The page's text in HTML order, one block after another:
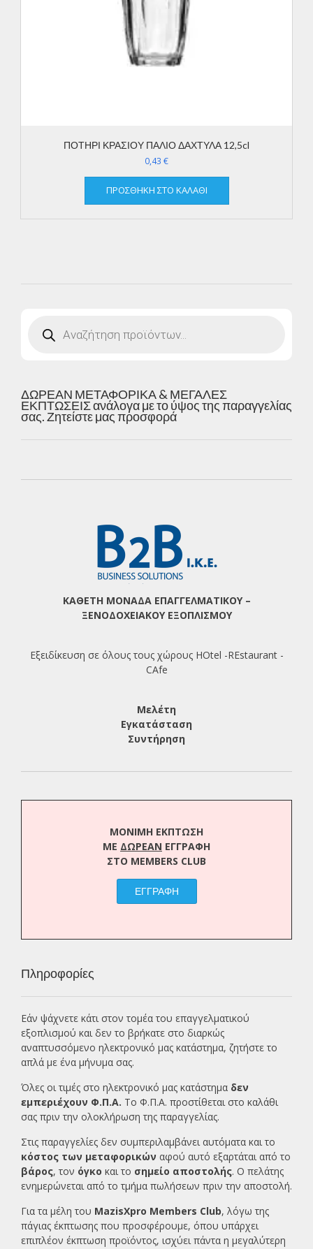
ΠΟΤΗΡΙ ΚΡΑΣΙΟΥ ΠΑΛΙΟ ΔΑΧΤΥΛΑ 12,5cl
0,43 €
ΠΡΟΣΘΉΚΗ ΣΤΟ ΚΑΛΆΘΙ
search
ΔΩΡΕΑΝ ΜΕΤΑΦΟΡΙΚΑ & ΜΕΓΑΛΕΣ
ΕΚΠΤΩΣΕΙΣ ανάλογα με το ύψος της παραγγελίας
σας. Ζητείστε μας προσφορά
ΚΑΘΕΤΗ ΜΟΝΑΔΑ ΕΠΑΓΓΕΛΜΑΤΙΚΟΥ –
ΞΕΝΟΔΟΧΕΙΑΚΟΥ ΕΞΟΠΛΙΣΜΟΥ
Εξειδίκευση σε όλους τους χώρους HOtel -REstaurant -
CAfe
Μελέτη
Εγκατάσταση
Συντήρηση
ΜΟΝΙΜΗ ΕΚΠΤΩΣΗ
ΜΕ ΔΩΡΕΑΝ ΕΓΓΡΑΦΗ
ΣΤΟ MEMBERS CLUB
ΕΓΓΡΑΦΗ
Πληροφορίες
Εάν ψάχνετε κάτι στον τομέα του επαγγελματικού
εξοπλισμού και δεν το βρήκατε στο διαρκώς
αναπτυσσόμενο ηλεκτρονικό μας κατάστημα, ζητήστε το
απλά με ένα μήνυμα σας.
Όλες οι τιμές στο ηλεκτρονικό μας κατάστημα δεν
εμπεριέχουν Φ.Π.Α. Το Φ.Π.Α. προστίθεται στο καλάθι
σας πριν την ολοκλήρωση της παραγγελίας.
Στις παραγγελίες δεν συμπεριλαμβάνει αυτόματα και το
κόστος των μεταφορικών αφού αυτό εξαρτάται από το
βάρος, τον όγκο και το σημείο αποστολής. Ο πελάτης
ενημερώνεται από το τμήμα πωλήσεων πριν την αποστολή.
Για τα μέλη του MazisXpro Members Club, λόγω της
πάγιας έκπτωσης που προσφέρουμε, όπου υπάρχει
επιπλέον έκπτωση προϊόντος, ισχύει πάντα η μεγαλύτερη